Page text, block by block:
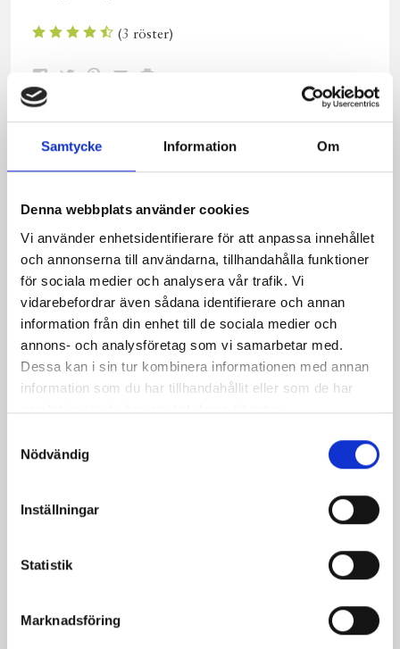
Samtycke Information Om
Denna webbplats använder cookies
Vi använder enhetsidentifierare för att anpassa innehållet
och annonserna till användarna, tillhandahålla funktioner
för sociala medier och analysera vår trafik. Vi
vidarebefordrar även sådana identifierare och annan
information från din enhet till de sociala medier och
annons- och analysföretag som vi samarbetar med.
Dessa kan i sin tur kombinera informationen med annan
information som du har tillhandahållit eller som de har
samlat in när du har använt deras tjänster.
Nödvändig
Inställningar
Statistik
Marknadsföring
(3 röster)
Dela
Facebook
Dela
Twitter
Dela
Pinterest
Dela
e-
Ingredienser
1 hackat äpple
1 mosad banan
1.5 dl kruskakli
3 dl fiberhavregryn
4 tsk kanel
Gör så här
Koka upp vattnet och tillsätt äpplelbitarna. Låt det
Serveras med mjölk och mosad banan. Toppa gärna